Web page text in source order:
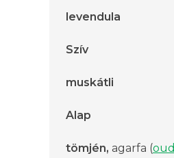
levendula
Szív
muskátli
Alap
tömjén, agarfa (oud